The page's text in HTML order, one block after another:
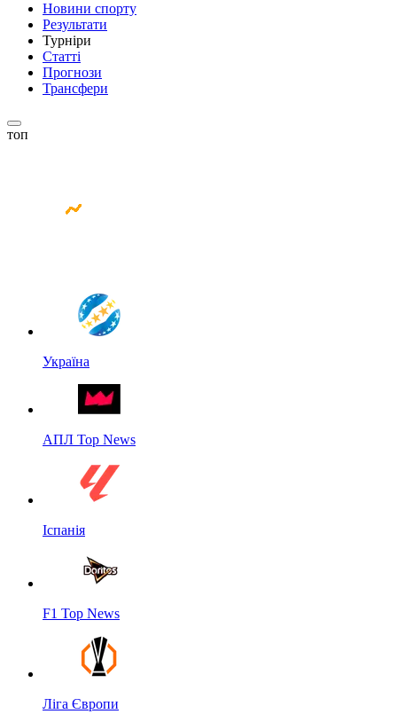
Новини спорту
Результати
Турніри
Статті
Прогнози
Трансфери
топ
Україна
АПЛ Top News
Іспанія
F1 Top News
Ліга Європи